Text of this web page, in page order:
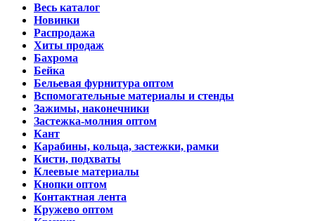
Весь каталог
Новинки
Распродажа
Хиты продаж
Бахрома
Бейка
Бельевая фурнитура оптом
Вспомогательные материалы и стенды
Зажимы, наконечники
Застежка-молния оптом
Кант
Карабины, кольца, застежки, рамки
Кисти, подхваты
Клеевые материалы
Кнопки оптом
Контактная лента
Кружево оптом